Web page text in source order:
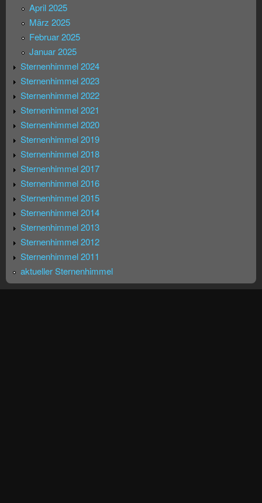
April 2025
März 2025
Februar 2025
Januar 2025
Sternenhimmel 2024
Sternenhimmel 2023
Sternenhimmel 2022
Sternenhimmel 2021
Sternenhimmel 2020
Sternenhimmel 2019
Sternenhimmel 2018
Sternenhimmel 2017
Sternenhimmel 2016
Sternenhimmel 2015
Sternenhimmel 2014
Sternenhimmel 2013
Sternenhimmel 2012
Sternenhimmel 2011
aktueller Sternenhimmel